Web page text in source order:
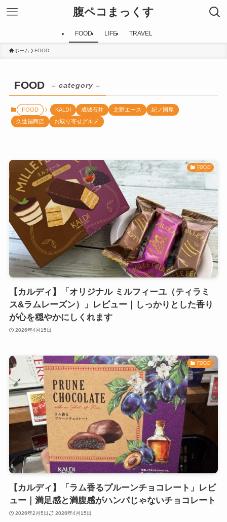
腹ペコまっくす
FOOD LIFE TRAVEL
ホーム FOOD
FOOD – category –
FOOD KALDI 成城石井 北野エース
紀ノ国屋
久世福商店
お取り寄せグルメ
FOOD
【カルディ】「オリジナル ミルフィーユ（ティラミ
ス&ラムレーズン）」レビュー｜しっかりとした香り
が心を穏やかにしくれます
2026年4月15日
FOOD
【カルディ】「ラム香るプルーンチョコレート」レビ
ュー｜満足感と満腹感がハンパじゃないチョコレート
2026年2月5日 2026年4月15日